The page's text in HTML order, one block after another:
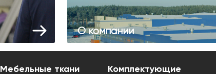
О компании
Мебельные ткани Комплектующие